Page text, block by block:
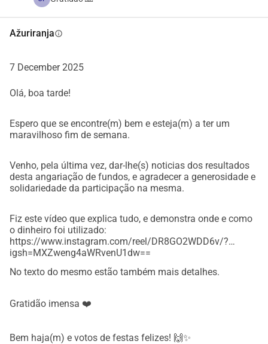
Ažuriranjainfo
7 December 2025
Olá, boa tarde!
Espero que se encontre(m) bem e esteja(m) a ter um
maravilhoso fim de semana.
Venho, pela última vez, dar-lhe(s) noticias dos resultados
desta angariação de fundos, e agradecer a generosidade e
solidariedade da participação na mesma.
Fiz este vídeo que explica tudo, e demonstra onde e como
o dinheiro foi utilizado:
https://www.instagram.com/reel/DR8GO2WDD6v/?
igsh=MXZweng4aWRvenU1dw==
No texto do mesmo estão também mais detalhes.
Gratidão imensa ❤️
Bem haja(m) e votos de festas felizes! 🙌✨